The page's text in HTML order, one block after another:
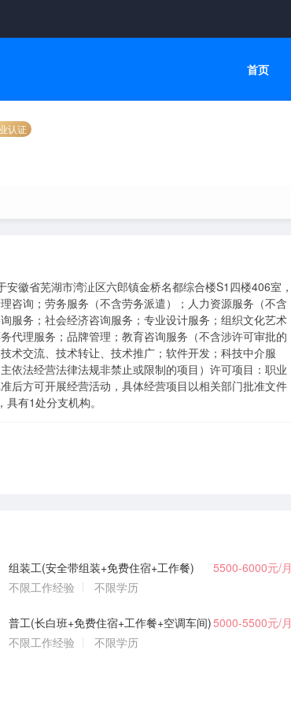
首页
认证
徽省芜湖市湾沚区六郎镇金桥名都综合楼S1四楼406室，
咨询；劳务服务（不含劳务派遣）；人力资源服务（不含
服务；社会经济咨询服务；专业设计服务；组织文化艺术
代理服务；品牌管理；教育咨询服务（不含涉许可审批的
术交流、技术转让、技术推广；软件开发；科技中介服
依法经营法律法规非禁止或限制的项目）许可项目：职业
后方可开展经营活动，具体经营项目以相关部门批准文件
有1处分支机构。
组装工(安全带组装+免费住宿+工作餐)
5500-6000元/月
不限工作经验
不限学历
普工(长白班+免费住宿+工作餐+空调车间)5000-5500元/月
不限工作经验
不限学历